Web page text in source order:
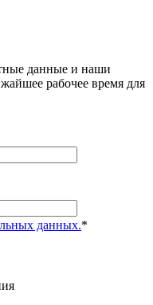
данные и наши
рабочее время для
данных.*